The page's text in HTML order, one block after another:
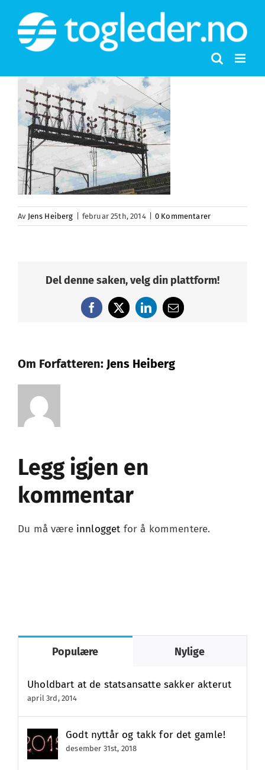
content
Av Jens Heiberg februar 25th, 2014 0 Kommentarer
Del denne saken, velg din plattform!
Facebook
X LinkedIn
E-
Om Forfatteren: Jens Heiberg
Legg igjen en
kommentar
Du må være innlogget for å kommentere.
Populære Nylige
Uholdbart at de statsansatte sakker akterut
april 3rd, 2014
Godt nyttår og takk for det gamle!
desember 31st, 2018